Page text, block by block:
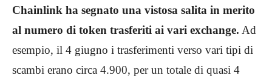
Chainlink ha segnato una vistosa salita in merito
al numero di token trasferiti ai vari exchange. Ad
esempio, il 4 giugno i trasferimenti verso vari tipi di
scambi erano circa 4.900, per un totale di quasi 4